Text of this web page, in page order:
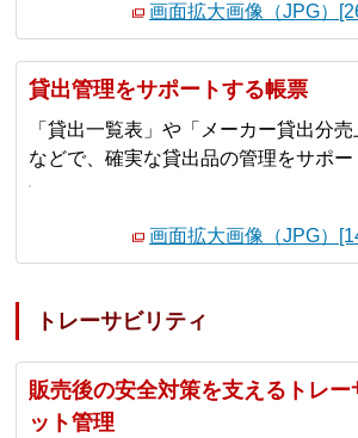
画面拡大画像（JPG）
貸出管理をサポートする帳票
「貸出一覧表」や「メーカー貸出分売
などで、確実な貸出品の管理をサポー
画面拡大画像（JPG）
トレーサビリティ
販売後の安全対策を支えるトレー
ット管理